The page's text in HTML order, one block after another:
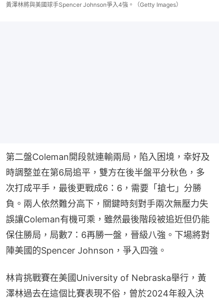
黃澤林將與美國球手Spencer Johnson爭入4強。（Getty Images）
第二盤Coleman開段就連輸兩局，陷入困境，幸好及
時調整並在第6局追平，雙方在後半盤平分秋色，多
次打成平手，最後更戰成6：6，需要「搶七」分勝
負。兩人依然難分高下，關鍵時刻對手兩次無壓力失
誤讓Coleman有機可乘，雖然最後階段被追近但仍能
保住勝局，局數7：6再勝一盤，晉級八強。下場將對
陣美國的Spencer Johnson，爭入四強。
林肯挑戰賽在美國​University of Nebraska舉行，黃
澤林過去在這個比賽表現不俗，曾於2024年殺入決